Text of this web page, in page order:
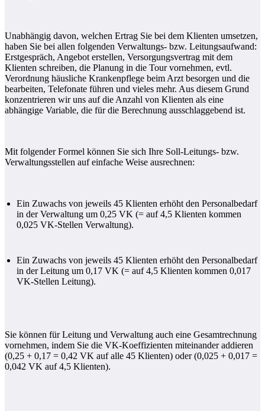
Unabhängig davon, welchen Ertrag Sie bei dem Klienten umsetzen,
haben Sie bei allen folgenden Verwaltungs- bzw. Leitungsaufwand:
Erstgespräch, Angebot erstellen, Versorgungsvertrag mit dem
Klienten schreiben, die Planung in die Tour vornehmen, evtl.
Verordnung häusliche Krankenpflege beim Arzt besorgen und die
bearbeiten, Telefonate führen und vieles mehr. Aus diesem Grund
konzentrieren wir uns auf die Anzahl von Klienten als eine
abhängige Variable, die für die Berechnung ausschlaggebend ist.
Mit folgender Formel können Sie sich Ihre Soll-Leitungs- bzw.
Verwaltungsstellen auf einfache Weise ausrechnen:
Ein Zuwachs von jeweils 45 Klienten erhöht den Personalbedarf
in der Verwaltung um 0,25 VK (= auf 4,5 Klienten kommen
0,025 VK-Stellen Verwaltung).
Ein Zuwachs von jeweils 45 Klienten erhöht den Personalbedarf
in der Leitung um 0,17 VK (= auf 4,5 Klienten kommen 0,017
VK-Stellen Leitung).
Sie können für Leitung und Verwaltung auch eine Gesamtrechnung
vornehmen, indem Sie die VK-Koeffizienten miteinander addieren
(0,25 + 0,17 = 0,42 VK auf alle 45 Klienten) oder (0,025 + 0,017 =
0,042 VK auf 4,5 Klienten).